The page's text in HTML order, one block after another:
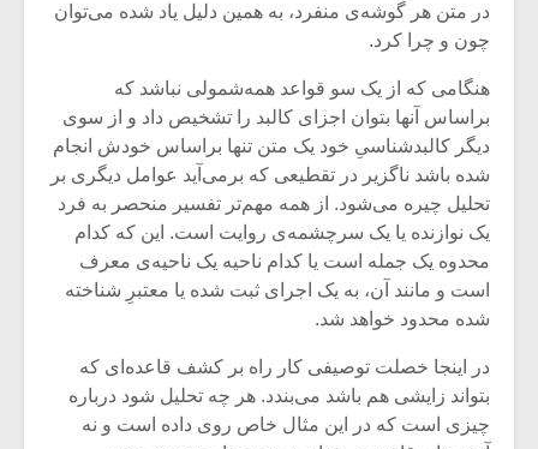
در متن هر گوشه‌ی منفرد، به همین دلیل یاد شده می‌توان
چون و چرا کرد.
هنگامی که از یک سو قواعد همه‌شمولی نباشد که
براساس آنها بتوان اجزای کالبد را تشخیص داد و از سوی
دیگر کالبدشناسیِ خود یک متن تنها براساس خودش انجام
شده باشد ناگزیر در تقطیعی که برمی‌آید عوامل دیگری بر
تحلیل چیره می‌شود. از همه مهم‌تر تفسیر منحصر به فرد
یک نوازنده یا یک سرچشمه‌ی روایت است. این که کدام
محدوه یک جمله است یا کدام ناحیه یک ناحیه‌ی معرف
است و مانند آن، به یک اجرای ثبت شده یا معتبرِ شناخته
شده محدود خواهد شد.
در اینجا خصلت توصیفی کار راه بر کشف قاعده‌ای که
بتواند زایشی هم باشد می‌بندد. هر چه تحلیل شود درباره‌
چیزی است که در این مثال خاص روی داده است و نه
میکلوش روژا
یادداشتی بر موسیقی
متن فیلم «متری
شیش و نیم»
اگر نمی توانی
مشهورترین باشی،
موریس ژار
دوره
موسیقی
برگزار
موسیقی